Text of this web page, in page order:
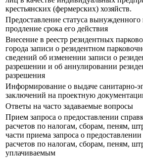
крестьянских (фермерских) хозяйств.
Предоставление статуса вынужденного
продление срока его действия
Внесение в реестр резидентных
города записи о резидентном
сведений об изменении записи о
разрешении и об аннулировании
разрешения
Информирование о выдаче санитарно-
заключений на проектную
Ответы на часто задаваемые вопросы
Прием запроса о предоставлении
расчетов по налогам, сборам, пеням,
части приема запроса о
расчетов по налогам, сборам, пеням,
уплачиваемым